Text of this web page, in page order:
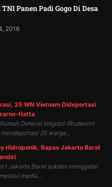
Panen Padi Gogo Di Desa
2016
25 WN Vietnam Dideportasi
Hatta
Detensi Imigrasi (Rudenim)
25 warga...
Hidroponik, Bapas Jakarta Barat
I Jakarta Barat sukses menggelar
media...